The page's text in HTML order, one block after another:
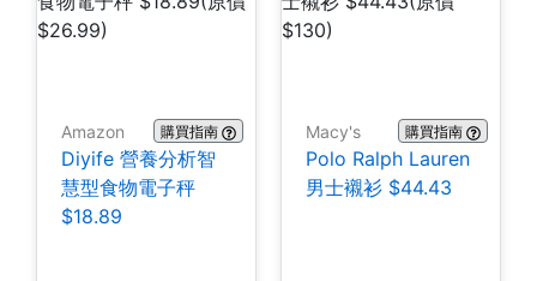
Amazon 購買指南
Diyife 營養分析智
慧型食物電子秤
$18.89
Macy's 購買指南
Polo Ralph Lauren
男士襯衫 $44.43